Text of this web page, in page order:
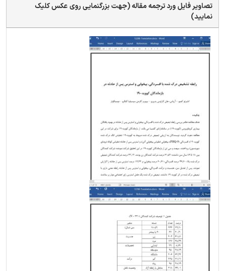
تصاویر فایل ورد ترجمه مقاله (جهت بزرگنمایی روی عکس کلیک
نمایید)